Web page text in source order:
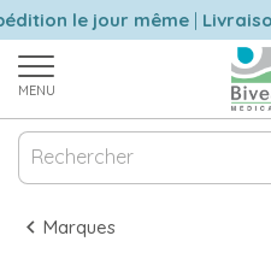
le jour même|
MENU
Marques